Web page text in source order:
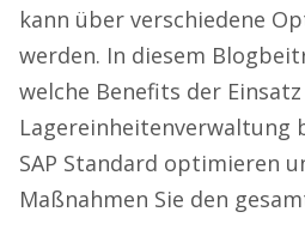
kann über verschiedene
werden. In diesem
welche Benefits der
Lagereinheitenverwaltung
SAP Standard optimieren
Maßnahmen Sie den